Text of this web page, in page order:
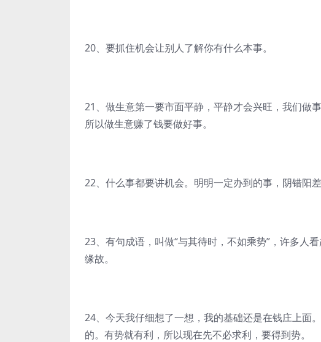
20、要抓住机会让别人了解你有什么本事。
21、做生意第一要市面平静，平静才会兴旺，我们做
所以做生意赚了钱要做好事。
22、什么事都要讲机会。明明一定办到的事，阴错阳差
23、有句成语，叫做“与其待时，不如乘势”，许多人
缘故。
24、今天我仔细想了一想，我的基础还是在钱庄上面
的。有势就有利，所以现在先不必求利，要得到势。